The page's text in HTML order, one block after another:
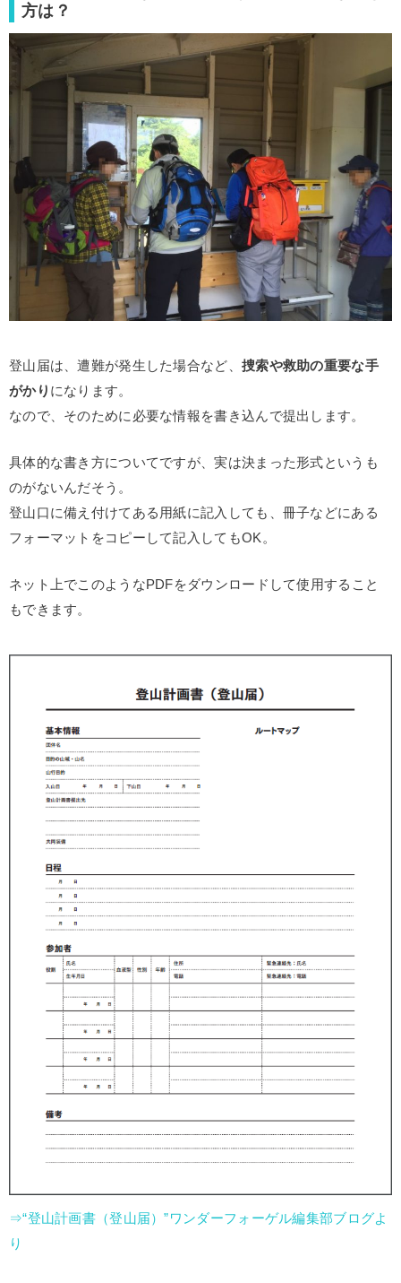
方は？
登山届は、遭難が発生した場合など、 捜索や救助の重要な手
がかり になります。
なので、そのために必要な情報を書き込んで提出します。
具体的な書き方についてですが、実は決まった形式というも
のがないんだそう。
登山口に備え付けてある用紙に記入しても、冊子などにある
フォーマットをコピーして記入してもOK。
ネット上でこのようなPDFをダウンロードして使用すること
もできます。
⇒“登山計画書（登山届）”ワンダーフォーゲル編集部ブログよ
り